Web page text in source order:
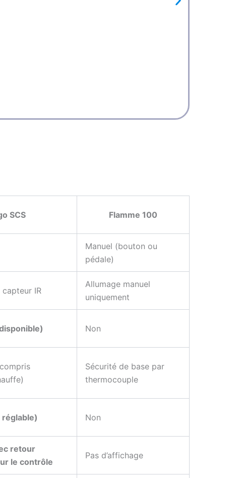
SCS Flamme 100
Manuel (bouton ou
pédale)
IR
Allumage manuel
uniquement
Non
Sécurité de base par
thermocouple
réglable) Non
retour
le contrôle
Pas d’affichage